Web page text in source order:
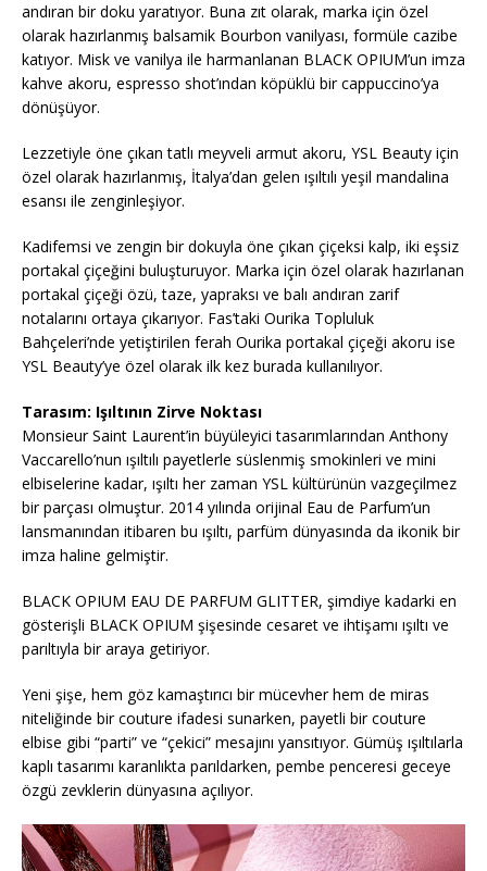
andıran bir doku yaratıyor. Buna zıt olarak, marka için özel
olarak hazırlanmış balsamik Bourbon vanilyası, formüle cazibe
katıyor. Misk ve vanilya ile harmanlanan BLACK OPIUM’un imza
kahve akoru, espresso shot’ından köpüklü bir cappuccino’ya
dönüşüyor.
Lezzetiyle öne çıkan tatlı meyveli armut akoru, YSL Beauty için
özel olarak hazırlanmış, İtalya’dan gelen ışıltılı yeşil mandalina
esansı ile zenginleşiyor.
Kadifemsi ve zengin bir dokuyla öne çıkan çiçeksi kalp, iki eşsiz
portakal çiçeğini buluşturuyor. Marka için özel olarak hazırlanan
portakal çiçeği özü, taze, yapraksı ve balı andıran zarif
notalarını ortaya çıkarıyor. Fas’taki Ourika Topluluk
Bahçeleri’nde yetiştirilen ferah Ourika portakal çiçeği akoru ise
YSL Beauty’ye özel olarak ilk kez burada kullanılıyor.
Tarasım: Işıltının Zirve Noktası
Monsieur Saint Laurent’in büyüleyici tasarımlarından Anthony
Vaccarello’nun ışıltılı payetlerle süslenmiş smokinleri ve mini
elbiselerine kadar, ışıltı her zaman YSL kültürünün vazgeçilmez
bir parçası olmuştur. 2014 yılında orijinal Eau de Parfum’un
lansmanından itibaren bu ışıltı, parfüm dünyasında da ikonik bir
imza haline gelmiştir.
BLACK OPIUM EAU DE PARFUM GLITTER, şimdiye kadarki en
gösterişli BLACK OPIUM şişesinde cesaret ve ihtişamı ışıltı ve
parıltıyla bir araya getiriyor.
Yeni şişe, hem göz kamaştırıcı bir mücevher hem de miras
niteliğinde bir couture ifadesi sunarken, payetli bir couture
elbise gibi “parti” ve “çekici” mesajını yansıtıyor. Gümüş ışıltılarla
kaplı tasarımı karanlıkta parıldarken, pembe penceresi geceye
özgü zevklerin dünyasına açılıyor.